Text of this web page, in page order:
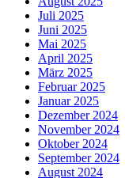
Juli 2025
Juni 2025
Mai 2025
April 2025
März 2025
Februar 2025
Januar 2025
Dezember 2024
November 2024
Oktober 2024
September 2024
August 2024